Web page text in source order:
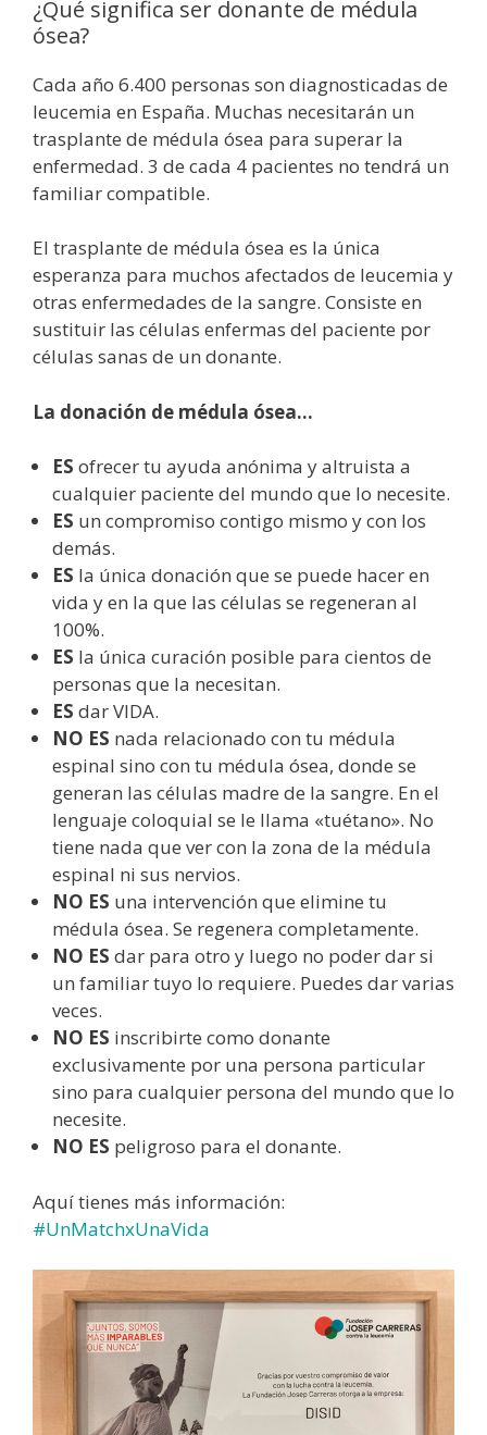
¿Qué significa ser donante de médula
ósea?
Cada año 6.400 personas son diagnosticadas de
leucemia en España. Muchas necesitarán un
trasplante de médula ósea para superar la
enfermedad. 3 de cada 4 pacientes no tendrá un
familiar compatible.
El trasplante de médula ósea es la única
esperanza para muchos afectados de leucemia y
otras enfermedades de la sangre. Consiste en
sustituir las células enfermas del paciente por
células sanas de un donante.
La donación de médula ósea…
ES ofrecer tu ayuda anónima y altruista a
cualquier paciente del mundo que lo necesite.
ES un compromiso contigo mismo y con los
demás.
ES la única donación que se puede hacer en
vida y en la que las células se regeneran al
100%.
ES la única curación posible para cientos de
personas que la necesitan.
ES dar VIDA.
NO ES nada relacionado con tu médula
espinal sino con tu médula ósea, donde se
generan las células madre de la sangre. En el
lenguaje coloquial se le llama «tuétano». No
tiene nada que ver con la zona de la médula
espinal ni sus nervios.
NO ES una intervención que elimine tu
médula ósea. Se regenera completamente.
NO ES dar para otro y luego no poder dar si
un familiar tuyo lo requiere. Puedes dar varias
veces.
NO ES inscribirte como donante
exclusivamente por una persona particular
sino para cualquier persona del mundo que lo
necesite.
NO ES peligroso para el donante.
Aquí tienes más información:
#UnMatchxUnaVida